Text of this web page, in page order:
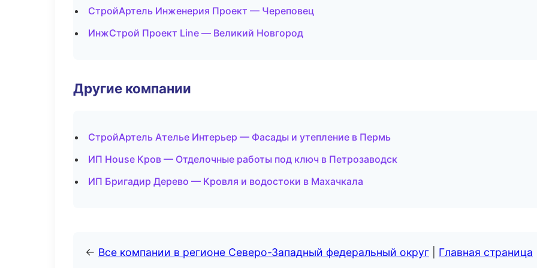
СтройАртель Инженерия Проект — Череповец
ИнжСтрой Проект Line — Великий Новгород
Другие компании
СтройАртель Ателье Интерьер — Фасады и утепление в Пермь
ИП House Кров — Отделочные работы под ключ в Петрозаводск
ИП Бригадир Дерево — Кровля и водостоки в Махачкала
← Все компании в регионе Северо-Западный федеральный округ Главная страница